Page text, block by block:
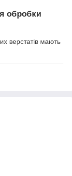
обробки
верстатів мають